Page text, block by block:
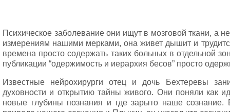
Психическое заболевание они ищут в мозговой ткани, а
измерениям нашими мерками, она живет дышит и
времена просто содержать таких больных в отдельной
публикации “одержимость и иерархия бесов” просто
Известные нейрохирурги отец и дочь Бехтеревы
духовности и открытию тайны живого. Они поняли как
новые глубины познания и где зарыто наше сознание.